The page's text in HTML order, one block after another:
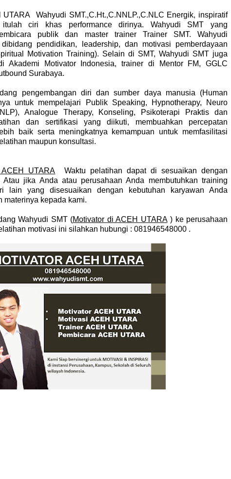
UTARA
Wahyudi SMT.,C.Ht.,C.NNLP.,C.NLC Energik, inspiratif
ciri khas performance dirinya. Wahyudi SMT yang
publik dan master trainer Trainer SMT. Wahyudi
pendidikan, leadership, dan motivasi pemberdayaan
Motivation Training). Selain di SMT, Wahyudi SMT juga
Akademi Motivator Indonesia, trainer di Mentor FM, GGLC
Surabaya.
pengembangan diri dan sumber daya manusia (Human
untuk mempelajari Publik Speaking, Hypnotherapy, Neuro
Analogue Therapy, Konseling, Psikoterapi Praktis dan
dan sertifikasi yang diikuti, membuahkan percepatan
baik serta meningkatnya kemampuan untuk memfasilitasi
maupun konsultasi.
UTARA
Waktu pelatihan dapat di sesuaikan dengan
Atau jika Anda atau perusahaan Anda membutuhkan training
lain yang disesuaikan dengan kebutuhan karyawan Anda
materinya kepada kami.
Wahyudi SMT (Motivator di ACEH UTARA ) ke perusahaan
motivasi ini silahkan hubungi : 081946548000 .